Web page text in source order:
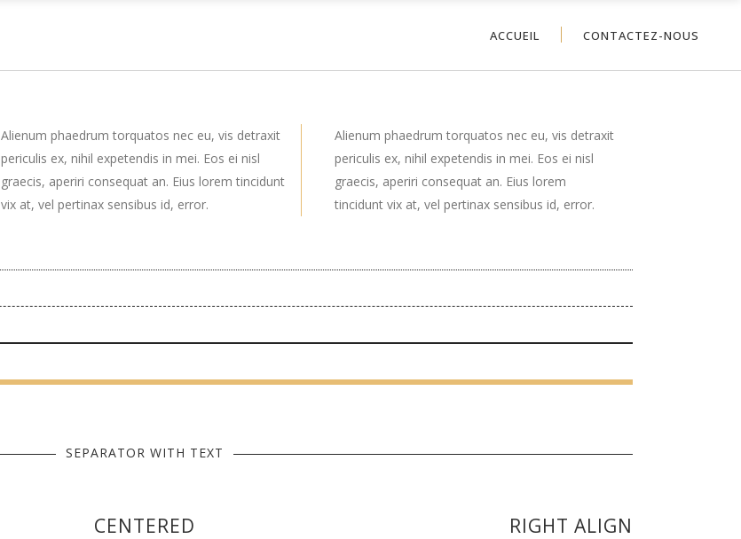
ACCUEIL CONTACTEZ-NOUS
Alienum phaedrum torquatos nec eu, vis detraxit
periculis ex, nihil expetendis in mei. Eos ei nisl
graecis, aperiri consequat an. Eius lorem tincidunt
vix at, vel pertinax sensibus id, error.
Alienum phaedrum torquatos nec eu, vis detraxit
periculis ex, nihil expetendis in mei. Eos ei nisl
graecis, aperiri consequat an. Eius lorem
tincidunt vix at, vel pertinax sensibus id, error.
SEPARATOR WITH TEXT
CENTERED RIGHT ALIGN